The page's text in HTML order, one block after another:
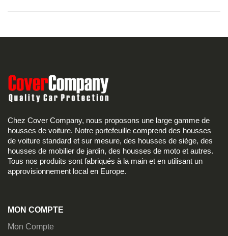
Chez Cover Company, nous proposons une large gamme de
housses de voiture. Notre portefeuille comprend des housses
de voiture standard et sur mesure, des housses de siège, des
housses de mobilier de jardin, des housses de moto et autres.
Tous nos produits sont fabriqués à la main et en utilisant un
approvisionnement local en Europe.
MON COMPTE
Mon Compte